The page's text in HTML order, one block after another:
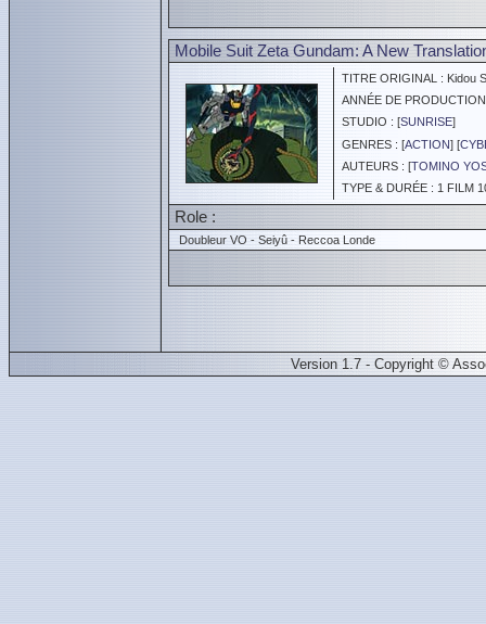
Mobile Suit Zeta Gundam: A New
TITRE ORIGINAL : Kidou
ANNÉE DE
STUDIO : [SUNRISE]
GENRES : [ACTION] [
AUTEURS : [TOMINO
TYPE & DURÉE : 1 FILM
Role :
Doubleur VO - Seiyû - Reccoa Londe
Version 1.7 - Copyright ©